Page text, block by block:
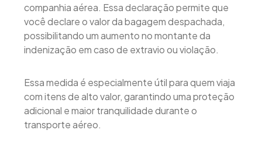
companhia aérea. Essa declaração permite que
você declare o valor da bagagem despachada,
possibilitando um aumento no montante da
indenização em caso de extravio ou violação.
Essa medida é especialmente útil para quem viaja
com itens de alto valor, garantindo uma proteção
adicional e maior tranquilidade durante o
transporte aéreo.